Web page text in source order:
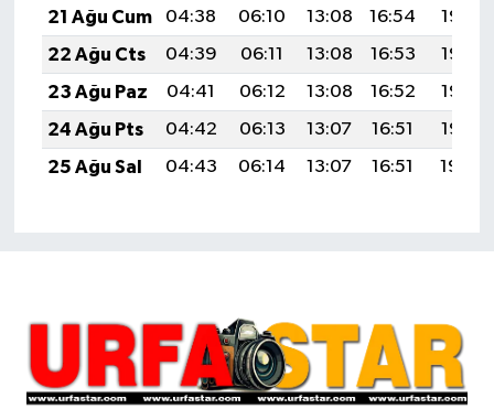
21 Ağu Cum
04:38 06:10 13:08 16:54
19:56
22 Ağu Cts
04:39 06:11 13:08 16:53
19:55
23 Ağu Paz
04:41 06:12 13:08 16:52
19:53
24 Ağu Pts
04:42 06:13 13:07 16:51
19:52
25 Ağu Sal
04:43 06:14 13:07 16:51 19:50